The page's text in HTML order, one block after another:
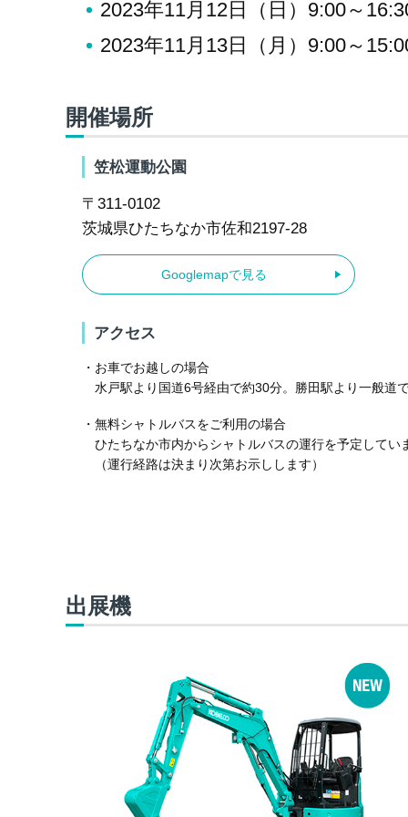
2023年11月12日（日）9:00～
2023年11月13日（月）9:00～
開催場所
笠松運動公園
〒311-0102
茨城県ひたちなか市佐和2197-28
Googlemapで見る
アクセス
・お車でお越しの場合
水戸駅より国道6号経由で約30分。勝田駅より一般道
・無料シャトルバスをご利用の場合
ひたちなか市内からシャトルバスの運行を予定してい
（運行経路は決まり次第お示しします）
出展機